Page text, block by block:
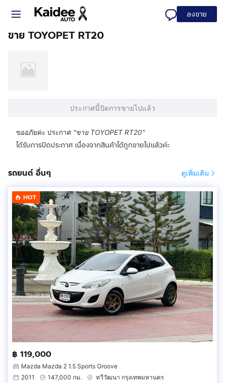
ลงขาย
ขาย TOYOPET RT20
ประกาศนี้ปิดการขายไปแล้ว
ขออภัยค่ะ ประกาศ "ขาย TOYOPET RT20"
ได้รับการปิดประกาศ เนื่องจากสินค้าได้ถูกขายไปแล้วค่ะ
รถยนต์ อื่นๆ ดูเพิ่มเติม
HOT
฿ 119,000
Mazda Mazda 2 1.5 Sports Groove
2011
147,000 กม.
ทวีวัฒนา กรุงเทพมหานคร